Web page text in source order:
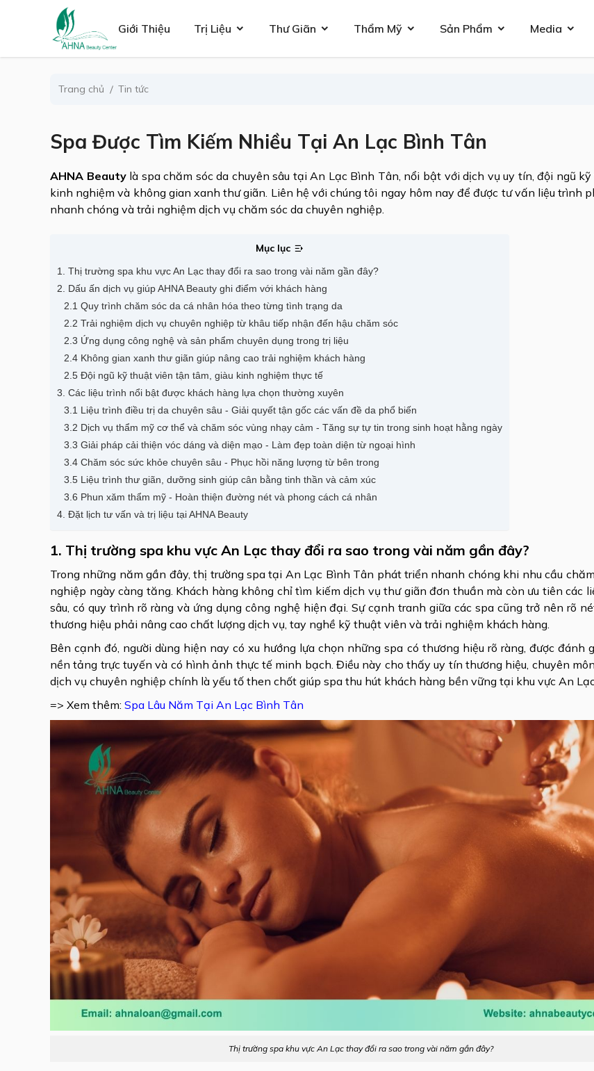
Giới Thiệu Trị Liệu Thư Giãn Thẩm Mỹ Sản Phẩm Media
Trang chủ Tin tức
Spa Được Tìm Kiếm Nhiều Tại An Lạc Bình Tân
AHNA Beauty là spa chăm sóc da chuyên sâu tại An Lạc Bình Tân, nổi bật với dịch vụ uy tín, đội ngũ
kinh nghiệm và không gian xanh thư giãn. Liên hệ với chúng tôi ngay hôm nay để được tư vấn liệu trình
nhanh chóng và trải nghiệm dịch vụ chăm sóc da chuyên nghiệp.
Mục lục
1. Thị trường spa khu vực An Lạc thay đổi ra sao trong vài năm gần đây?
2. Dấu ấn dịch vụ giúp AHNA Beauty ghi điểm với khách hàng
2.1 Quy trình chăm sóc da cá nhân hóa theo từng tình trạng da
2.2 Trải nghiệm dịch vụ chuyên nghiệp từ khâu tiếp nhận đến hậu chăm sóc
2.3 Ứng dụng công nghệ và sản phẩm chuyên dụng trong trị liệu
2.4 Không gian xanh thư giãn giúp nâng cao trải nghiệm khách hàng
2.5 Đội ngũ kỹ thuật viên tận tâm, giàu kinh nghiệm thực tế
3. Các liệu trình nổi bật được khách hàng lựa chọn thường xuyên
3.1 Liệu trình điều trị da chuyên sâu - Giải quyết tận gốc các vấn đề da phổ biến
3.2 Dịch vụ thẩm mỹ cơ thể và chăm sóc vùng nhạy cảm - Tăng sự tự tin trong sinh hoạt hằng ngày
3.3 Giải pháp cải thiện vóc dáng và diện mạo - Làm đẹp toàn diện từ ngoại hình
3.4 Chăm sóc sức khỏe chuyên sâu - Phục hồi năng lượng từ bên trong
3.5 Liệu trình thư giãn, dưỡng sinh giúp cân bằng tinh thần và cảm xúc
3.6 Phun xăm thẩm mỹ - Hoàn thiện đường nét và phong cách cá nhân
4. Đặt lịch tư vấn và trị liệu tại AHNA Beauty
1. Thị trường spa khu vực An Lạc thay đổi ra sao trong vài năm gần đây?
Trong những năm gần đây, thị trường spa tại An Lạc Bình Tân phát triển nhanh chóng khi nhu cầu
nghiệp ngày càng tăng. Khách hàng không chỉ tìm kiếm dịch vụ thư giãn đơn thuần mà còn ưu tiên các
sâu, có quy trình rõ ràng và ứng dụng công nghệ hiện đại. Sự cạnh tranh giữa các spa cũng trở nên rõ
thương hiệu phải nâng cao chất lượng dịch vụ, tay nghề kỹ thuật viên và trải nghiệm khách hàng.
Bên cạnh đó, người dùng hiện nay có xu hướng lựa chọn những spa có thương hiệu rõ ràng, được đánh
nền tảng trực tuyến và có hình ảnh thực tế minh bạch. Điều này cho thấy uy tín thương hiệu, chuyên
dịch vụ chuyên nghiệp chính là yếu tố then chốt giúp spa thu hút khách hàng bền vững tại khu vực An
=> Xem thêm: Spa Lâu Năm Tại An Lạc Bình Tân
Thị trường spa khu vực An Lạc thay đổi ra sao trong vài năm gần đây?